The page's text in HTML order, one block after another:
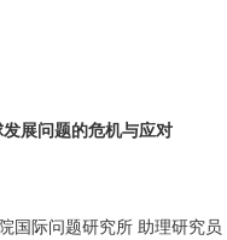
展问题的危机与应对
国际问题研究所 助理研究员